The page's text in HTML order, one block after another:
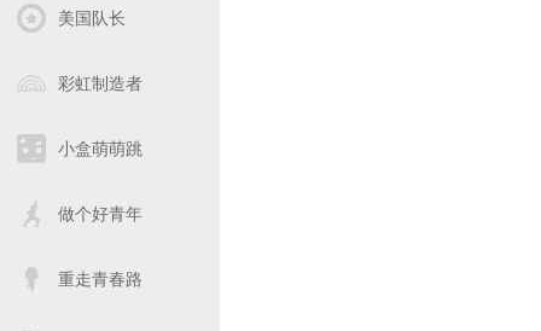
美国队长
彩虹制造者
小盒萌萌跳
做个好青年
重走青春路